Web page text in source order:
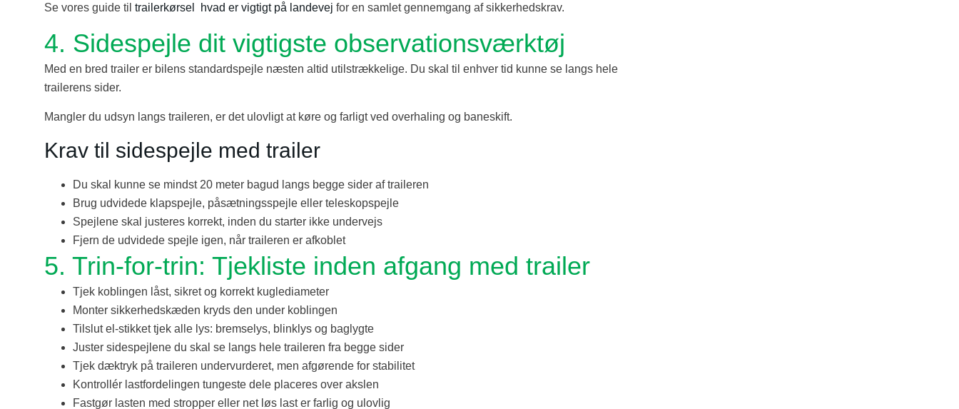
Se vores guide til trailerkørsel hvad er vigtigt på landevej for en samlet gennemgang af sikkerhedskrav.
4. Sidespejle dit vigtigste observationsværktøj
Med en bred trailer er bilens standardspejle næsten altid utilstrækkelige. Du skal til enhver tid kunne se langs hele
trailerens sider.
Mangler du udsyn langs traileren, er det ulovligt at køre og farligt ved overhaling og baneskift.
Krav til sidespejle med trailer
Du skal kunne se mindst 20 meter bagud langs begge sider af traileren
Brug udvidede klapspejle, påsætningsspejle eller teleskopspejle
Spejlene skal justeres korrekt, inden du starter ikke undervejs
Fjern de udvidede spejle igen, når traileren er afkoblet
5. Trin-for-trin: Tjekliste inden afgang med trailer
Tjek koblingen låst, sikret og korrekt kuglediameter
Monter sikkerhedskæden kryds den under koblingen
Tilslut el-stikket tjek alle lys: bremselys, blinklys og baglygte
Juster sidespejlene du skal se langs hele traileren fra begge sider
Tjek dæktryk på traileren undervurderet, men afgørende for stabilitet
Kontrollér lastfordelingen tungeste dele placeres over akslen
Fastgør lasten med stropper eller net løs last er farlig og ulovlig